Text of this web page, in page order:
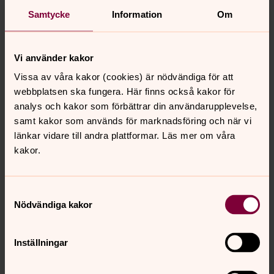
Samtycke Information Om
Vi använder kakor
Vissa av våra kakor (cookies) är nödvändiga för att
webbplatsen ska fungera. Här finns också kakor för
analys och kakor som förbättrar din användarupplevelse,
samt kakor som används för marknadsföring och när vi
länkar vidare till andra plattformar. Läs mer om våra
kakor.
Nödvändiga kakor
Inställningar
VARFÖR ÄR DET NÖDVÄNDIGT ATT BEHANDLA MINA
Vi behandlar dina personuppgifter för att kunna sköta
inkluderar exempelvis medlemskap, genomförande av
verksamhet, kontaktinformation, behörighet till IT-
system, kommunikation, arvodesutbetalning. Vi kan
också vara skyldiga att hantera dina personuppgifter för
att uppfylla lagkrav på rapportering, skatteinbetalning
m.m.
Vi kommer endast att hantera dina personuppgifter så
länge det behövs enligt lagkrav. Vissa uppgifter kan
dock komma att sparas under en tid, nämligen sådana
VEM FÅR TILLGÅNG TILL MINA PERSONUPPGIFTER?